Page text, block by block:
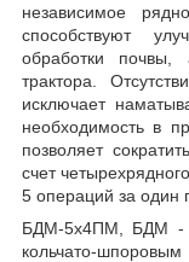
независимое
способствуют
обработки
трактора.
исключает
необходимость в
позволяет
счет
5 операций за один
БДМ-5х4ПМ, БДМ -
кольчато-